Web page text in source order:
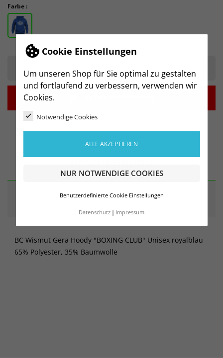
Cookie Einstellungen
Um unseren Shop für Sie optimal zu gestalten
und fortlaufend zu verbessern, verwenden wir
Cookies.
Notwendige Cookies
ALLE AKZEPTIEREN
NUR NOTWENDIGE COOKIES
Benutzerdefinierte Cookie Einstellungen
Datenschutz Impressum
Farbe :
ARTIKELDETAILS
BC Wismut Gera Hoody "BOXING CLUB" Unisex royalblau
65% Polyester, 35% Baumwolle